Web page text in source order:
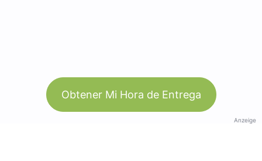
Obtener Mi Hora de Entrega
Anzeige